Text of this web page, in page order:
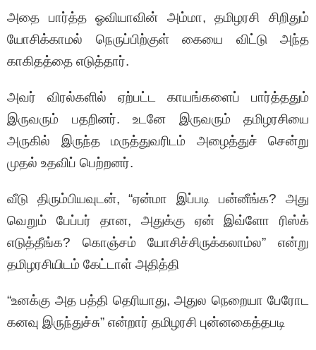
அதை பார்த்த ஓவியாவின் அம்மா, தமிழரசி சிறிதும்
யோசிக்காமல் நெருப்பிற்குள் கையை விட்டு அந்த
காகிதத்தை எடுத்தார்.
அவர் விரல்களில் ஏற்பட்ட காயங்களைப் பார்த்ததும்
இருவரும் பதறினர். உடனே இருவரும் தமிழரசியை
அருகில் இருந்த மருத்துவரிடம் அழைத்துச் சென்று
முதல் உதவிப் பெற்றனர்.
வீடு திரும்பியவுடன், “ஏன்மா இப்படி பன்னீங்க? அது
வெறும் பேப்பர் தான, அதுக்கு ஏன் இவ்ளோ ரிஸ்க்
எடுத்தீங்க? கொஞ்சம் யோசிச்சிருக்கலாம்ல” என்று
தமிழரசியிடம் கேட்டாள் அதித்தி
“உனக்கு அத பத்தி தெரியாது, அதுல நெறையா பேரோட
கனவு இருந்துச்சு” என்றார் தமிழரசி புன்னகைத்தபடி